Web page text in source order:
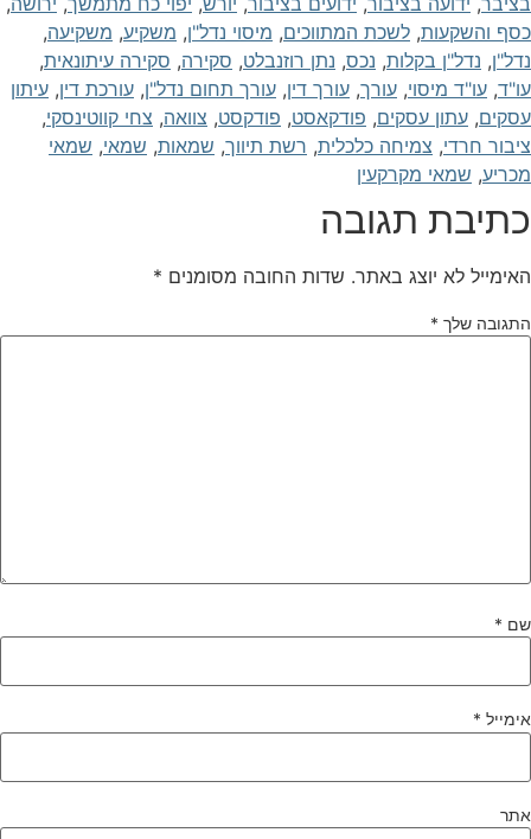
והשקעות, לשכת המתווכים, מיסוי נדל"ן, משקיע, משקיעה,
, נדל"ן בקלות, נכס, נתן רוזנבלט, סקירה, סקירה עיתונאית,
, עו"ד מיסוי, עורך, עורך דין, עורך תחום נדל"ן, עורכת דין, עיתון
, עתון עסקים, פודקאסט, פודקסט, צוואה, צחי קווטינסקי,
חרדי, צמיחה כלכלית, רשת תיווך, שמאות, שמאי, שמאי
, שמאי מקרקעין
תגובה
לא יוצג באתר. שדות החובה מסומנים *
שלך *
*
*